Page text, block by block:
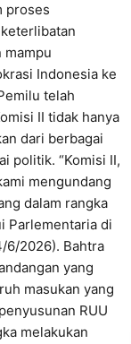
proses
mampu
Indonesia ke
telah
II tidak hanya
dari berbagai
politik. “Komisi II,
mengundang
dalam rangka
Parlementaria di
6/2026). Bahtra
yang
masukan yang
RUU
melakukan